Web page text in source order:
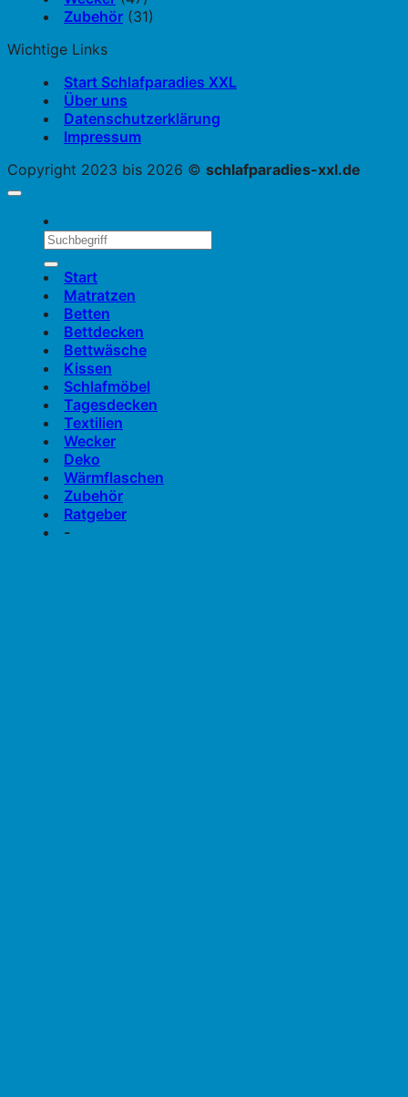
Zubehör (31)
Wichtige Links
Start Schlafparadies XXL
Über uns
Datenschutzerklärung
Impressum
Copyright 2023 bis 2026 © schlafparadies-xxl.de
Start
Matratzen
Betten
Bettdecken
Bettwäsche
Kissen
Schlafmöbel
Tagesdecken
Textilien
Wecker
Deko
Wärmflaschen
Zubehör
Ratgeber
-